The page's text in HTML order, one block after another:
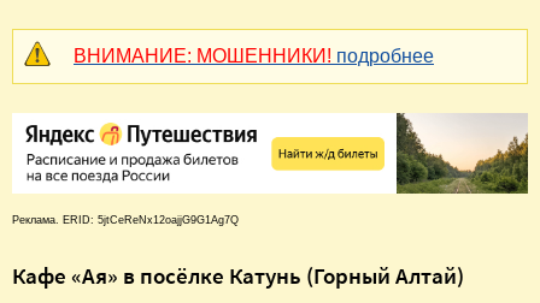
ВНИМАНИЕ: МОШЕННИКИ! подробнее
Реклама. ERID: 5jtCeReNx12oajjG9G1Ag7Q
Кафе «Ая» в посёлке Катунь (Горный Алтай)